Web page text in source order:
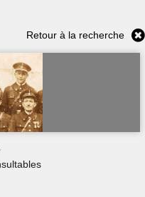
Retour à la recherche